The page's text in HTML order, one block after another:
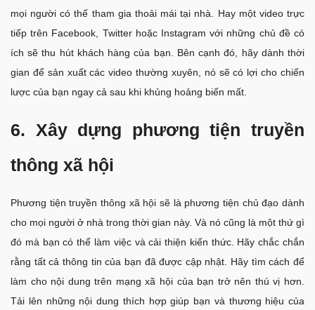
mọi người có thế tham gia thoải mái tại nhà. Hay một video trực
tiếp trên Facebook, Twitter hoặc Instagram với những chủ đề có
ích sẽ thu hút khách hàng của bạn. Bên cạnh đó, hãy dành thời
gian để sản xuất các video thường xuyên, nó sẽ có lợi cho chiến
lược của bạn ngay cả sau khi khủng hoảng biến mất.
6. Xây dựng phương tiện truyền
thông xã hội
Phương tiện truyền thông xã hội sẽ là phương tiện chủ đạo dành
cho mọi người ở nhà trong thời gian này. Và nó cũng là một thứ gì
đó mà bạn có thể làm việc và cải thiện kiến thức. Hãy chắc chắn
rằng tất cả thông tin của bạn đã được cập nhật. Hãy tìm cách để
làm cho nội dung trên mạng xã hội của bạn trở nên thú vị hơn.
Tải lên những nội dung thích hợp giúp bạn và thương hiệu của